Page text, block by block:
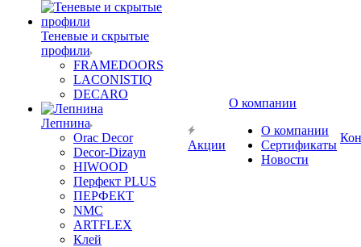
Теневые и скрытые
профили
FRAMEDOORS
LACONISTIQ
DECARO
Лепнина
Orac Decor
Decor-Dizayn
HIWOOD
Перфект PLUS
ПЕРФЕКТ
NMC
ARTFLEX
Клей
Акции
О компании
О компании
Сертификаты
Новости